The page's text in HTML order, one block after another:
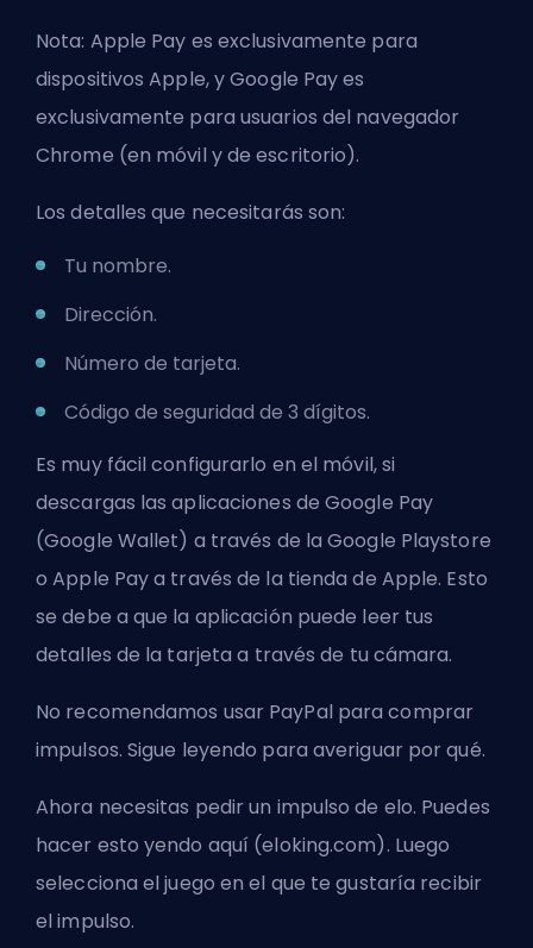
Nota: Apple Pay es exclusivamente para
dispositivos Apple, y Google Pay es
exclusivamente para usuarios del navegador
Chrome (en móvil y de escritorio).
Los detalles que necesitarás son:
Tu nombre.
Dirección.
Número de tarjeta.
Código de seguridad de 3 dígitos.
Es muy fácil configurarlo en el móvil, si
descargas las aplicaciones de Google Pay
(Google Wallet) a través de la Google Playstore
o Apple Pay a través de la tienda de Apple. Esto
se debe a que la aplicación puede leer tus
detalles de la tarjeta a través de tu cámara.
No recomendamos usar PayPal para comprar
impulsos. Sigue leyendo para averiguar por qué.
Ahora necesitas pedir un impulso de elo. Puedes
hacer esto yendo aquí (eloking.com). Luego
selecciona el juego en el que te gustaría recibir
el impulso.